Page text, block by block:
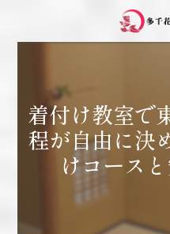
着付け教室で
程が自由に決
けコース